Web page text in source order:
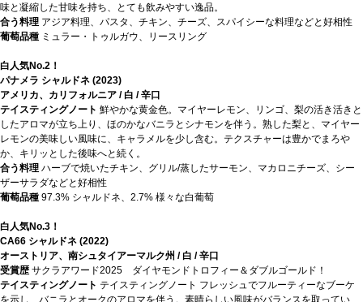
味と凝縮した甘味を持ち、とても飲みやすい逸品。
合う料理 アジア料理、パスタ、チキン、チーズ、スパイシーな料理などと好相性
葡萄品種 ミュラー・トゥルガウ、リースリング
白人気No.2！
パナメラ シャルドネ (2023)
アメリカ、カリフォルニア / 白 / 辛口
テイスティングノート 鮮やかな黄金色。マイヤーレモン、リンゴ、梨の活き活きと
したアロマが立ち上り、ほのかなバニラとシナモンを伴う。熟した梨と、マイヤー
レモンの美味しい風味に、キャラメルを少し含む。テクスチャーは豊かでまろや
か、キリッとした後味へと続く。
合う料理 ハーブで焼いたチキン、グリル/蒸したサーモン、マカロニチーズ、シー
ザーサラダなどと好相性
葡萄品種 97.3% シャルドネ、2.7% 様々な白葡萄
白人気No.3！
CA66 シャルドネ (2022)
オーストリア、南シュタイアーマルク州 / 白 / 辛口
受賞歴 サクラアワード2025 ダイヤモンドトロフィー＆ダブルゴールド！
テイスティングノート テイスティングノート フレッシュでフルーティーなブーケ
を示し、バニラとオークのアロマを伴う。素晴らしい風味がバランスを取ってい